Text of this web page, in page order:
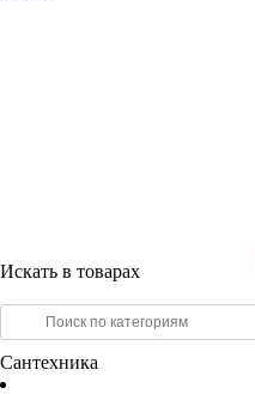
Искать в товарах
Сантехника